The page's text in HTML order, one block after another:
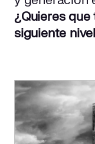
¿Quieres
siguiente